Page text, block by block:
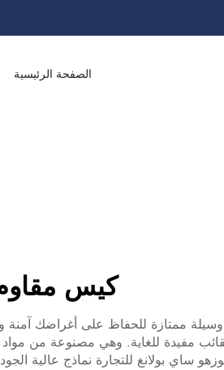
الصفحة الرئيسية
كيس
وسيلة ممتازة للحفاظ على أغراضك
مفيدة للغاية. وهي مصنوعة من
ساي بولانغ للتجارة نماذج عالية